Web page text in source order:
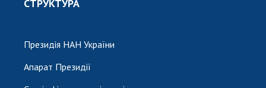
СТРУКТУРА
Президія НАН України
Апарат Президії